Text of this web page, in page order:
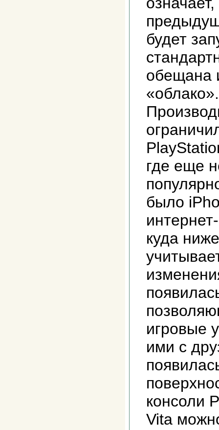
будет
обещана
«облако».
где еще
было
куда
игровые
ими с
консоли
Vita